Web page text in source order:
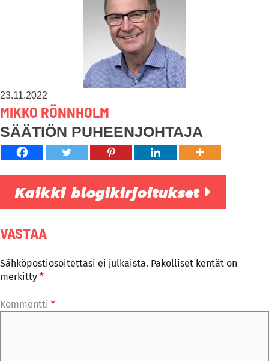
23.11.2022
MIKKO RÖNNHOLM
SÄÄTIÖN PUHEENJOHTAJA
Kaikki blogikirjoitukset
VASTAA
Sähköpostiosoitettasi ei julkaista. Pakolliset kentät on
merkitty *
Kommentti *